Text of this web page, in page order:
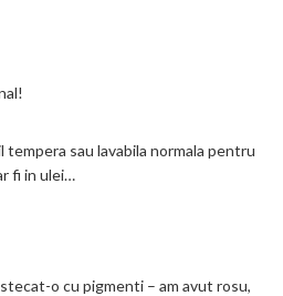
sau lavabila normala pentru
fi in ulei…
o cu pigmenti – am avut rosu,